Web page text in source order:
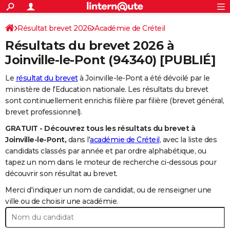
ACTUALITÉS
Politique
Société
Faits Divers
Education
Monde
Villes
+
SPORT
Coupe du monde 2026
Football
Tennis
Cyclisme
Rugby
Forum
CULTURE
FINANCE
Retraite
Impôts
Epargne
Immobilier
Risques naturels par ville
Banque
Assurance
Crédit
Essais
Réserver un essai
Citadines
Berlines
SUV
Forum auto
+
HIGH-TECH
Mobiles
Meilleur smartphone
Internet
Ordinateurs
Jeux vidéo
Guide high-tech
BRICOLAGE
Forum
Aménagement intérieur
Extérieur
Cuisine
Salle de bains
Jardinage
Rangement
+
Guides de France
Escapades
Patrimoine
Expositions
Musées
Week-end nature
+
Art de vivre
Bien-être
Loisirs
Mode
Modes de vie
+ SANTE
Alimentation
Guide de la santé
Maladies
Médicaments
Sommeil
VOYAGE
S'inscrire
Connexion
Résultat brevet 2026 Académie de Créteil
Résultats du brevet 2026 à
Joinville-le-Pont(94340) [PUBLIÉ]
Le résultat du brevetà Joinville-le-Pont a été dévoilé par le
ministère de l'Education nationale. Les résultats du brevet
sont continuellement enrichis filière par filière (brevet général,
brevet professionnel).
GRATUIT - Découvrez tous les résultats du brevet à
Joinville-le-Pont, dans l'académie de Créteil, avec la liste des
candidats classés par année et par ordre alphabétique, ou
tapez un nom dans le moteur de recherche ci-dessous pour
découvrir son résultat au brevet.
Merci d'indiquer un nom de candidat, ou de renseigner une
ville ou de choisir une académie.